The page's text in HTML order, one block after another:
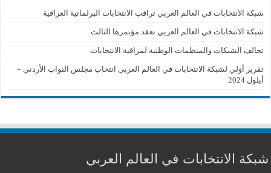
شبكة الانتخابات في العالم العربي تراقب الانتخابات البرلمانية العراقية
شبكة الانتخابات في العالم العربي تعقد مؤتمرها الثالث
تحالف الشبكات والمنظمات الوطنية لمراقبة الانتخابات
تقرير أولي لشبكة الانتخابات في العالم العربي انتخاب مجلس النواب الأردني –
أيلول 2024
شبكة الانتخابات في العالم العربي